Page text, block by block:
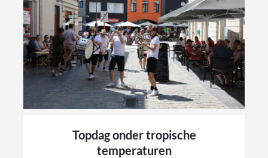
Topdag onder tropische
temperaturen